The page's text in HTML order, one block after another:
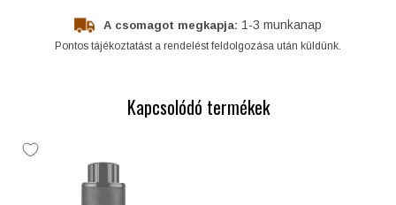
A csomagot megkapja: 1-3 munkanap
Pontos tájékoztatást a rendelést feldolgozása után küldünk.
Kapcsolódó termékek